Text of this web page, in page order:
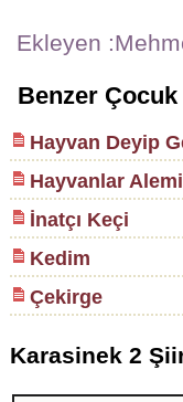
Ekleyen
Benzer
Hayvan Deyip
Hayvanlar Alemi
İnatçı Keçi
Kedim
Çekirge
Karasinek 2